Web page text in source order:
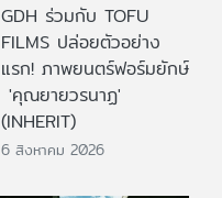
GDH ร่วมกับ TOFU
FILMS ปล่อยตัวอย่าง
แรก! ภาพยนตร์ฟอร์มยักษ์
'คุณยายวรนาฏ'
(INHERIT)
6 สิงหาคม 2026